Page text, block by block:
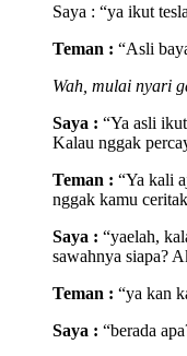
Saya : “ya ikut
Teman : “Asli
Wah, mulai nyari
Saya : “Ya asli
Kalau nggak
Teman : “Ya kali
nggak kamu
Saya : “yaelah,
sawahnya siapa?
Teman : “ya kan
Saya : “berada